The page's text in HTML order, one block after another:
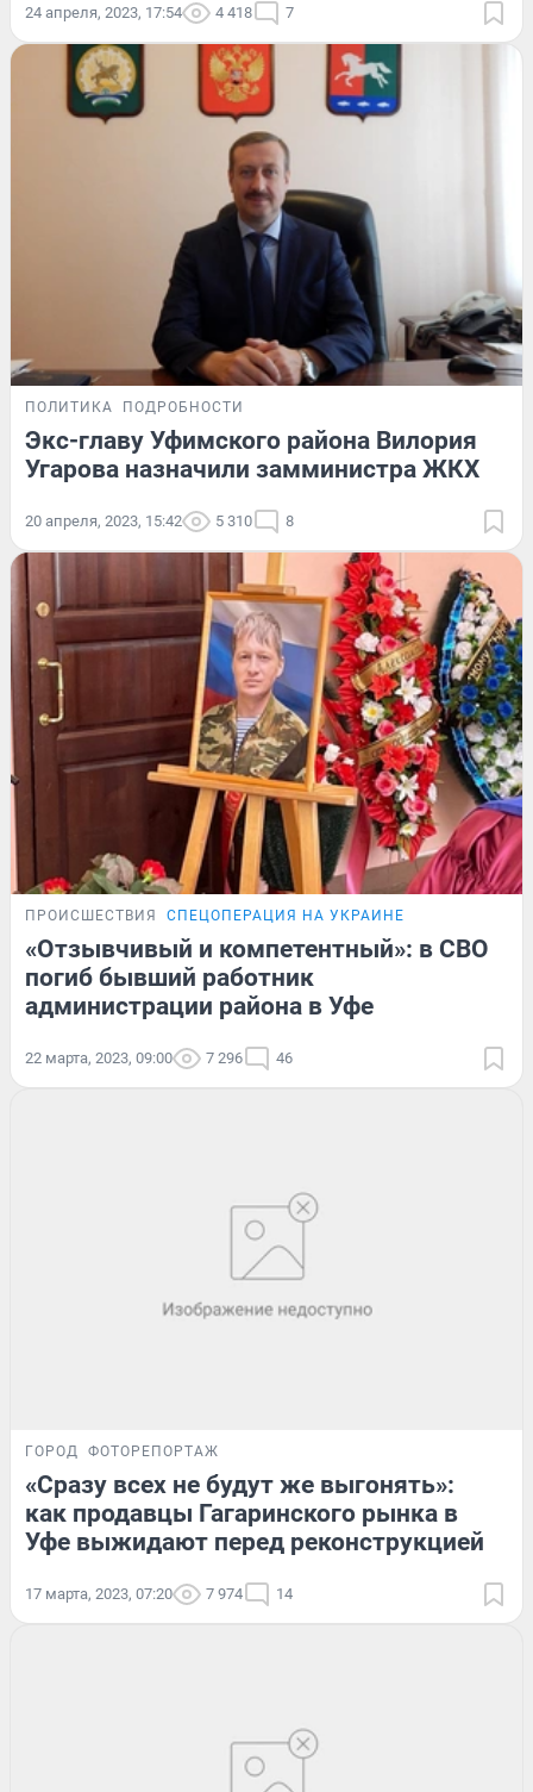
24 апреля, 2023, 17:54 4 418 7
ПОЛИТИКА ПОДРОБНОСТИ
Экс-главу Уфимского района Вилория
Угарова назначили замминистра ЖКХ
20 апреля, 2023, 15:42 5 310 8
ПРОИСШЕСТВИЯ СПЕЦОПЕРАЦИЯ НА УКРАИНЕ
«Отзывчивый и компетентный»: в СВО
погиб бывший работник
администрации района в Уфе
22 марта, 2023, 09:00 7 296 46
ГОРОД ФОТОРЕПОРТАЖ
«Сразу всех не будут же выгонять»:
как продавцы Гагаринского рынка в
Уфе выжидают перед реконструкцией
17 марта, 2023, 07:20 7 974 14